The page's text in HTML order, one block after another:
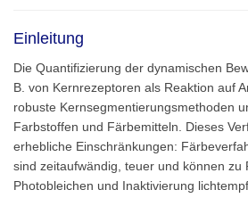
Einleitung
Die Quantifizierung der dynamischen
B. von Kernrezeptoren als Reaktion auf
robuste Kernsegmentierungsmethoden
Farbstoffen und Färbemitteln. Dieses
erhebliche Einschränkungen:
sind zeitaufwändig, teuer und können zu
Photobleichen und Inaktivierung